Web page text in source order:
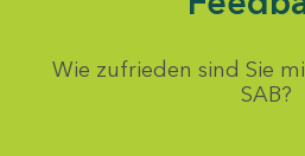
Wie zufrieden sind Sie
SAB?